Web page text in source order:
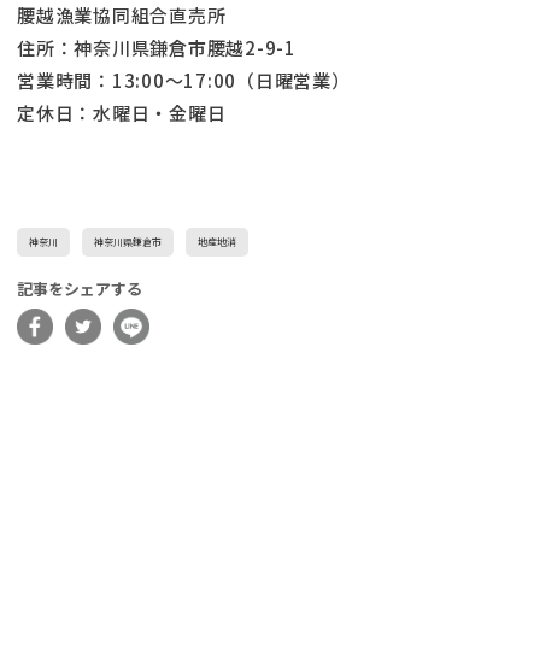
腰越漁業協同組合直売所
住所：神奈川県鎌倉市腰越2-9-1
営業時間：13:00～17:00（日曜営業）
定休日：水曜日・金曜日
神奈川 神奈川県鎌倉市 地産地消
記事をシェアする